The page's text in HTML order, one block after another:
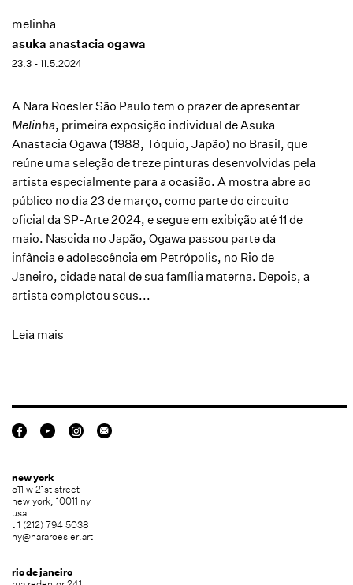
melinha
asuka anastacia ogawa
23.3 - 11.5.2024
A Nara Roesler São Paulo tem o prazer de apresentar
Melinha, primeira exposição individual de Asuka
Anastacia Ogawa (1988, Tóquio, Japão) no Brasil, que
reúne uma seleção de treze pinturas desenvolvidas pela
artista especialmente para a ocasião. A mostra abre ao
público no dia 23 de março, como parte do circuito
oficial da SP-Arte 2024, e segue em exibição até 11 de
maio. Nascida no Japão, Ogawa passou parte da
infância e adolescência em Petrópolis, no Rio de
Janeiro, cidade natal de sua família materna. Depois, a
artista completou seus...
Leia mais
new york
511 w 21st street
new york, 10011 ny
usa
t 1 (212) 794 5038
ny@nararoesler.art
rio de janeiro